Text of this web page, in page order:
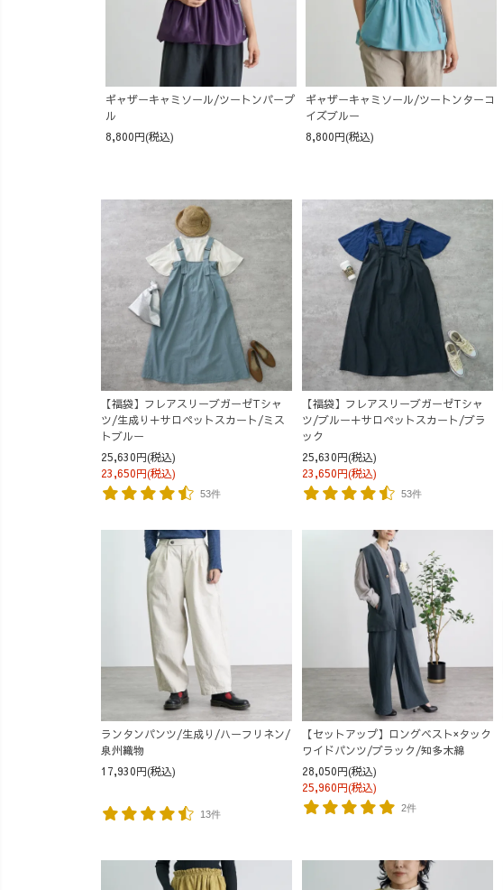
ギャザーキャミソール/ツートンパープ
ル
8,800円(税込)
ギャザーキャミソール/ツートンターコ
イズブルー
8,800円(税込)
【福袋】フレアスリーブガーゼTシャ
ツ/生成り＋サロペットスカート/ミス
トブルー
25,630円(税込)
23,650円(税込)
53件
【福袋】フレアスリーブガーゼTシャ
ツ/ブルー＋サロペットスカート/ブラ
ック
25,630円(税込)
23,650円(税込)
53件
ランタンパンツ/生成り/ハーフリネン/
泉州織物
17,930円(税込)
13件
【セットアップ】ロングベスト×タック
ワイドパンツ/ブラック/知多木綿
28,050円(税込)
25,960円(税込)
2件